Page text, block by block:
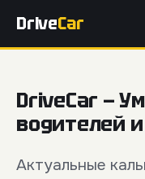
DriveCar
DriveCar —
водителей
Актуальные